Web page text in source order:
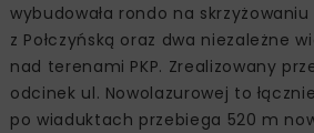
wybudowała rondo na
z Połczyńską oraz dwa niezależne
nad terenami PKP. Zrealizowany
odcinek ul. Nowolazurowej to
po wiaduktach przebiega 520 m